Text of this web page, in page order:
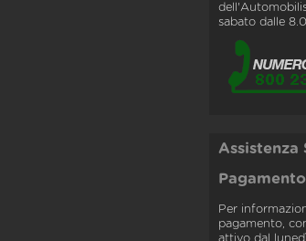
sabato dalle
Assistenza
Pagamento
Per
pagamento,